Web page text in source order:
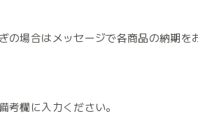
場合はメッセージで各商品の納期を
考欄に入力ください。